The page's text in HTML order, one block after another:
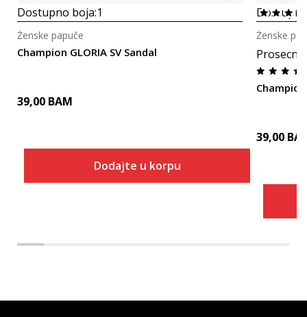
Dostupno boja:1
Champion GLORIA SV Sandal
Ženske papuče
39,00 BAM
Dodajte u korpu
Ženske
39,00